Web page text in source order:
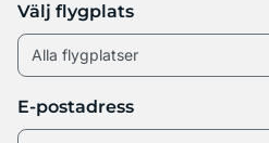
Välj flygplats
E-postadress